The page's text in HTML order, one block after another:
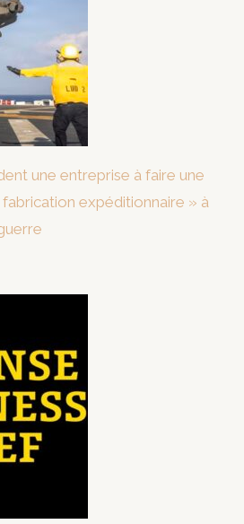
une entreprise à faire une
expéditionnaire » à